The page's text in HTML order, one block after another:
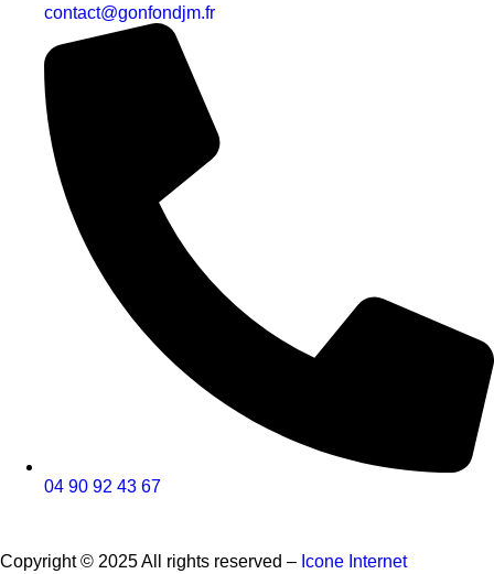
contact@gonfondjm.fr
04 90 92 43 67
Copyright © 2025 All rights reserved – Icone Internet